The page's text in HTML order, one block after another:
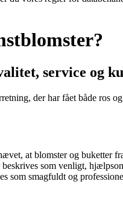
service og
der har fået både ros
at blomster og buketter
beskrives som venligt,
som smagfuldt og